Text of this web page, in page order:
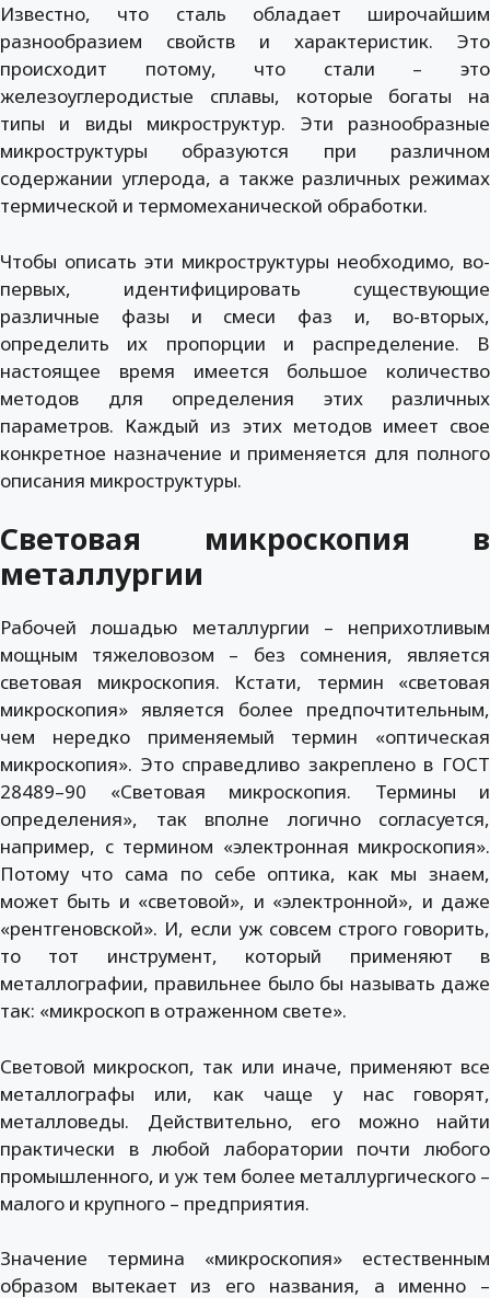
Известно, что сталь обладает широчайшим
разнообразием свойств и характеристик. Это
происходит потому, что стали – это
железоуглеродистые сплавы, которые богаты на
типы и виды микроструктур. Эти разнообразные
микроструктуры образуются при различном
содержании углерода, а также различных режимах
термической и термомеханической обработки.
Чтобы описать эти микроструктуры необходимо, во-
первых, идентифицировать существующие
различные фазы и смеси фаз и, во-вторых,
определить их пропорции и распределение. В
настоящее время имеется большое количество
методов для определения этих различных
параметров. Каждый из этих методов имеет свое
конкретное назначение и применяется для полного
описания микроструктуры.
Световая микроскопия в
металлургии
Рабочей лошадью металлургии – неприхотливым
мощным тяжеловозом – без сомнения, является
световая микроскопия. Кстати, термин «световая
микроскопия» является более предпочтительным,
чем нередко применяемый термин «оптическая
микроскопия». Это справедливо закреплено в ГОСТ
28489–90 «Световая микроскопия. Термины и
определения», так вполне логично согласуется,
например, с термином «электронная микроскопия».
Потому что сама по себе оптика, как мы знаем,
может быть и «световой», и «электронной», и даже
«рентгеновской». И, если уж совсем строго говорить,
то тот инструмент, который применяют в
металлографии, правильнее было бы называть даже
так: «микроскоп в отраженном свете».
Световой микроскоп, так или иначе, применяют все
металлографы или, как чаще у нас говорят,
металловеды. Действительно, его можно найти
практически в любой лаборатории почти любого
промышленного, и уж тем более металлургического –
малого и крупного – предприятия.
Значение термина «микроскопия» естественным
образом вытекает из его названия, а именно –